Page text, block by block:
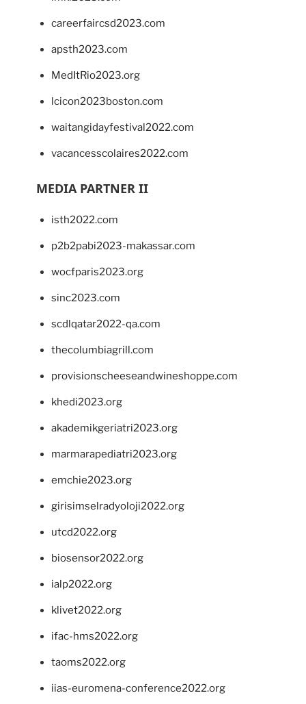
careerfaircsd2023.com
apsth2023.com
MedItRio2023.org
lcicon2023boston.com
waitangidayfestival2022.com
vacancesscolaires2022.com
MEDIA PARTNER II
isth2022.com
p2b2pabi2023-makassar.com
wocfparis2023.org
sinc2023.com
scdlqatar2022-qa.com
thecolumbiagrill.com
provisionscheeseandwineshoppe.com
khedi2023.org
akademikgeriatri2023.org
marmarapediatri2023.org
emchie2023.org
girisimselradyoloji2022.org
utcd2022.org
biosensor2022.org
ialp2022.org
klivet2022.org
ifac-hms2022.org
taoms2022.org
iias-euromena-conference2022.org